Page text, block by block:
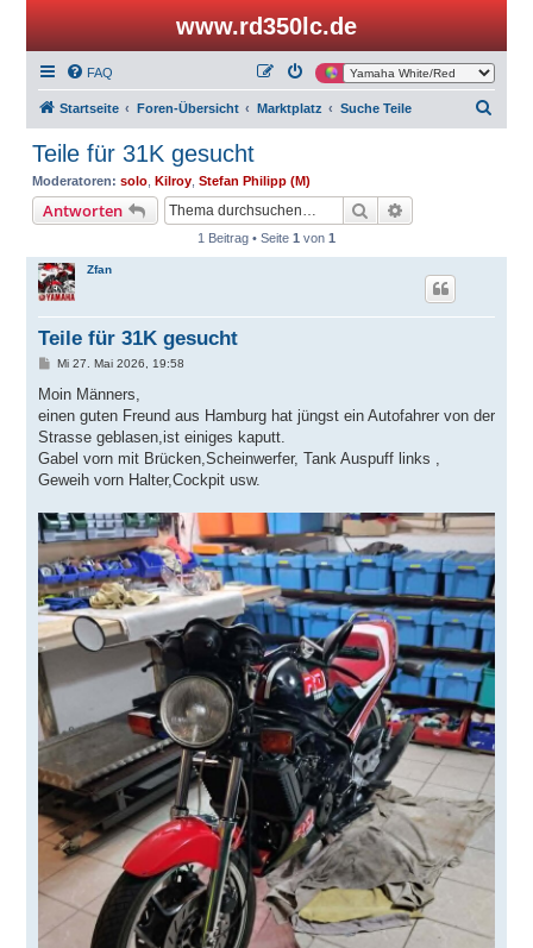
www.rd350lc.de
FAQ
Startseite Foren-Übersicht Marktplatz Suche Teile
Teile für 31K gesucht
Moderatoren: solo, Kilroy, Stefan Philipp (M)
Antworten Suche
1 Beitrag • Seite 1 von 1
Zfan
Teile für 31K gesucht
B
i
r
a
Mi 27. Mai 2026, 19:58
Moin Männers,
einen guten Freund aus Hamburg hat jüngst ein Autofahrer von der
Strasse geblasen,ist einiges kaputt.
Gabel vorn mit Brücken,Scheinwerfer, Tank Auspuff links ,
Geweih vorn Halter,Cockpit usw.